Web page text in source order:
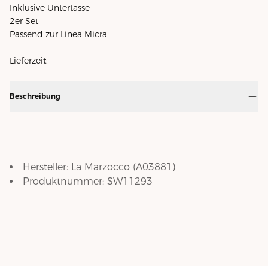
Inklusive Untertasse
2er Set
Passend zur Linea Micra
Lieferzeit:
Beschreibung
Hersteller: La Marzocco (A03881 )
Produktnummer: SW11293